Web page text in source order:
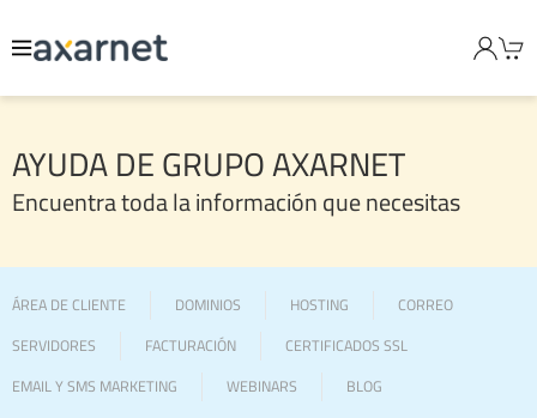
AYUDA DE GRUPO AXARNET
Encuentra toda la información que necesitas
ÁREA DE CLIENTE DOMINIOS HOSTING
CORREO
SERVIDORES
FACTURACIÓN
CERTIFICADOS SSL
EMAIL Y SMS MARKETING
WEBINARS BLOG